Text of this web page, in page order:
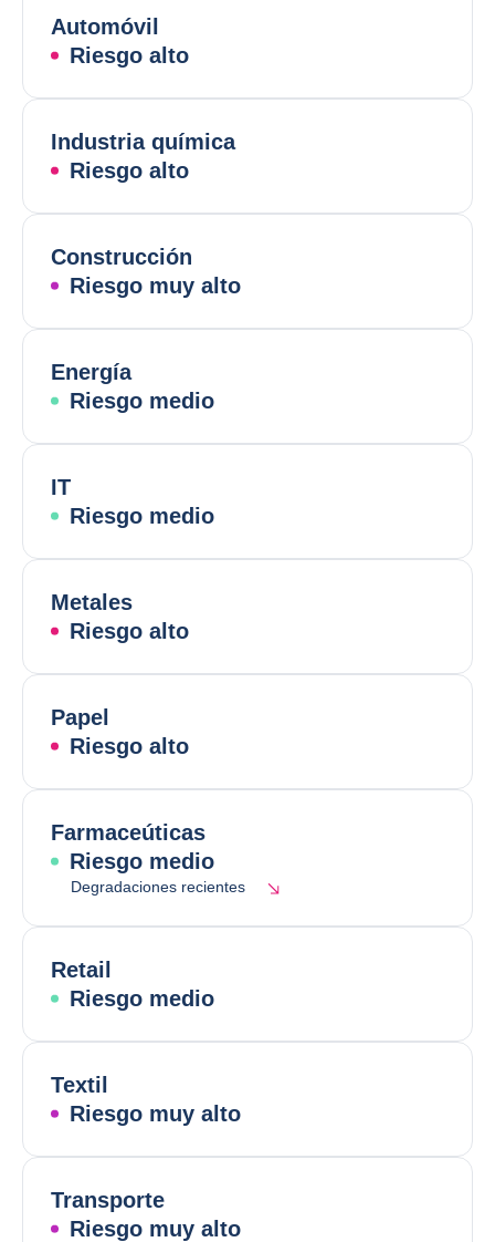
Automóvil
Riesgo alto
Industria química
Riesgo alto
Construcción
Riesgo muy alto
Energía
Riesgo medio
IT
Riesgo medio
Metales
Riesgo alto
Papel
Riesgo alto
Farmaceúticas
Riesgo medio
Degradaciones recientes
Retail
Riesgo medio
Textil
Riesgo muy alto
Transporte
Riesgo muy alto